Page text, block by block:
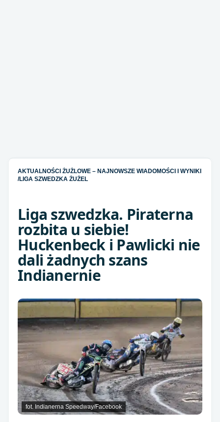
AKTUALNOŚCI ŻUŻLOWE – NAJNOWSZE WIADOMOŚCI I WYNIKI
/LIGA SZWEDZKA ŻUŻEL
Liga szwedzka. Piraterna
rozbita u siebie!
Huckenbeck i Pawlicki nie
dali żadnych szans
Indianernie
fot. Indianerna Speedway/Facebook